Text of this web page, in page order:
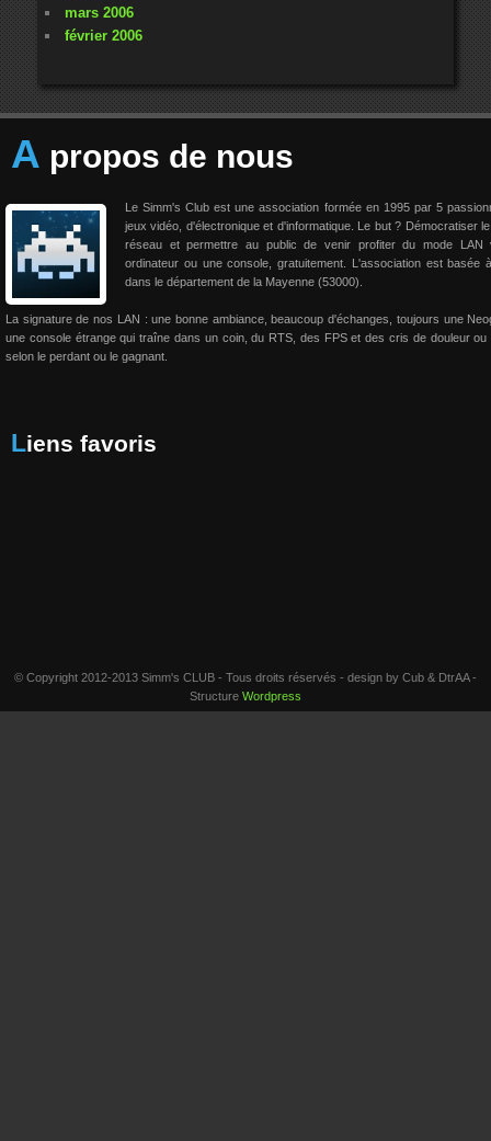
mars 2006
février 2006
A propos de nous
Le Simm's Club est une association formée en 1995 par 5
jeux vidéo, d'électronique et d'informatique. Le but ? Démocratiser
réseau et permettre au public de venir profiter du mode LAN
ordinateur ou une console, gratuitement. L'association est basée
dans le département de la Mayenne (53000).
La signature de nos LAN : une bonne ambiance, beaucoup d'échanges, toujours une
une console étrange qui traîne dans un coin, du RTS, des FPS et des cris de douleur ou
selon le perdant ou le gagnant.
Liens favoris
© Copyright 2012-2013 Simm's CLUB - Tous droits réservés - design by Cub & DtrAA -
Structure Wordpress